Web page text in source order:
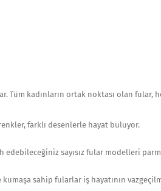
Tüm kadınların ortak noktası olan
farklı desenlerle hayat buluyor.
edebileceğiniz sayısız fular modelleri
sahip fularlar iş hayatının